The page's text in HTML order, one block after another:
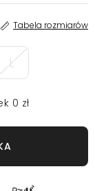
Tabela rozmiarów
L
0 zł